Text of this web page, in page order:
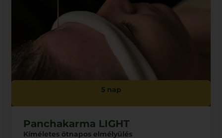
5 nap
Panchakarma LIGHT
Kíméletes ötnapos elmélyülés